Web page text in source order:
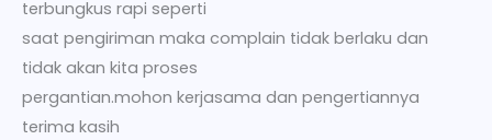
terbungkus rapi seperti
saat pengiriman maka complain tidak berlaku dan
tidak akan kita proses
pergantian.mohon kerjasama dan pengertiannya
terima kasih